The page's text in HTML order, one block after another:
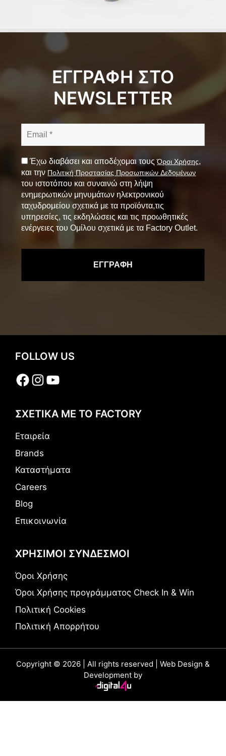
ΕΓΓΡΑΦΗ ΣΤΟ
NEWSLETTER
Έχω διαβάσει και αποδέχομαι τουςΌροι Χρήσης,
και την Πολιτική Προστασίας Προσωπικών Δεδομένων
του ιστοτόπου και συναινώ στη λήψη
ενημερωτικών μηνυμάτων ηλεκτρονικού
ταχυδρομείου σχετικά με τα προϊόντα,τις
υπηρεσίες, τις εκδηλώσεις και τις προωθητικές
ενέργειες του Ομίλου σχετικά με τα Factory Outlet.
FOLLOW US
Facebook
Instagram
YouTube
ΣΧΕΤΙΚΑ ΜΕ ΤΟ FACTORY
Εταιρεία
Brands
Καταστήματα
Careers
Blog
Επικοινωνία
ΧΡΗΣΙΜΟΙ ΣΥΝΔΕΣΜΟΙ
Όροι Χρήσης
Όροι Χρήσης προγράμματος Check In & Win
Πολιτική Cookies
Πολιτική Απορρήτου
Copyright © 2026 | All rights reserved | Web Design &
Development by